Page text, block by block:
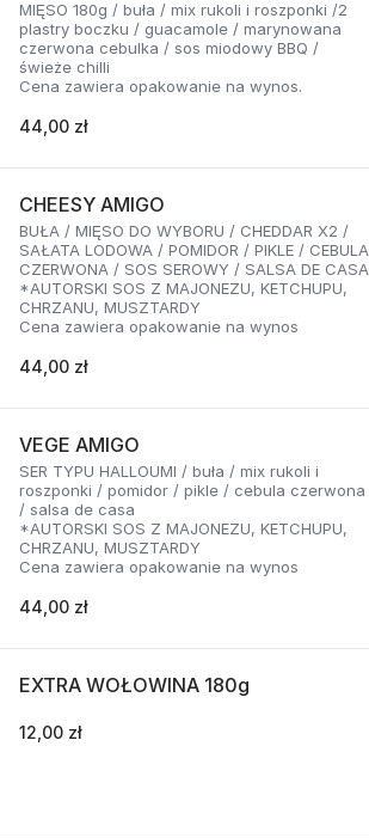
MIĘSO 180g / buła / mix rukoli i roszponki /2
plastry boczku / guacamole / marynowana
czerwona cebulka / sos miodowy BBQ /
świeże chilli
Cena zawiera opakowanie na wynos.
44,00 zł
CHEESY AMIGO
BUŁA / MIĘSO DO WYBORU / CHEDDAR X2 /
SAŁATA LODOWA / POMIDOR / PIKLE / CEBULA
CZERWONA / SOS SEROWY / SALSA DE CASA
*AUTORSKI SOS Z MAJONEZU, KETCHUPU,
CHRZANU, MUSZTARDY
Cena zawiera opakowanie na wynos
44,00 zł
VEGE AMIGO
SER TYPU HALLOUMI / buła / mix rukoli i
roszponki / pomidor / pikle / cebula czerwona
/ salsa de casa
*AUTORSKI SOS Z MAJONEZU, KETCHUPU,
CHRZANU, MUSZTARDY
Cena zawiera opakowanie na wynos
44,00 zł
EXTRA WOŁOWINA 180g
12,00 zł